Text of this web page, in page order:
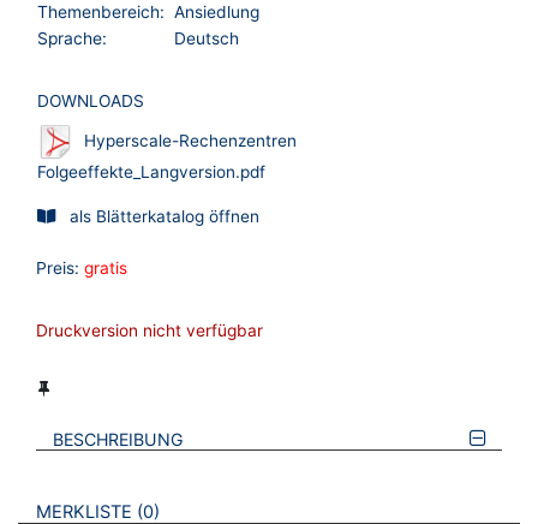
Themenbereich: Ansiedlung
Sprache:
Deutsch
DOWNLOADS
Hyperscale-Rechenzentren
Folgeeffekte_Langversion.pdf
als Blätterkatalog öffnen
Preis: gratis
Druckversion nicht verfügbar
BESCHREIBUNG
VERWEISE AUF VERMERKTE- ODER ZULETZT ANGESEHENE
MERKLISTE 0 BROSCHÜREN